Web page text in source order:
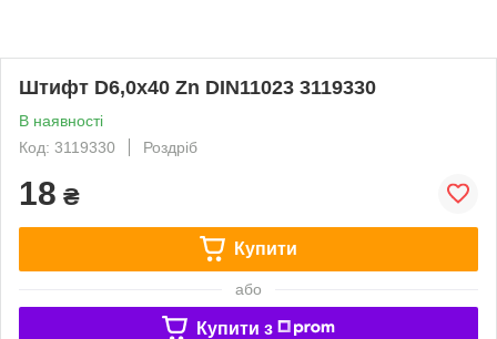
Штифт D6,0x40 Zn DIN11023 3119330
В наявності
Код: 3119330
Роздріб
18 ₴
Купити
або
Купити з